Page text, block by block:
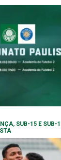
SUB-15 E SUB-